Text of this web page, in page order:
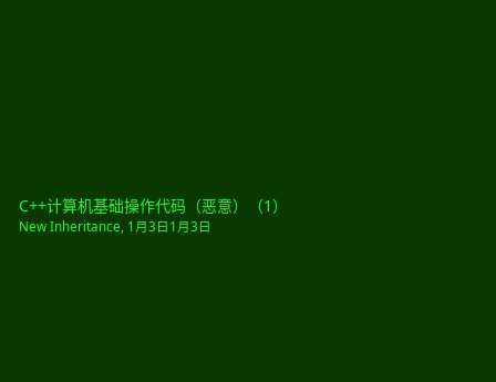
C++计算机基础操作代码（恶意）（1）
New Inheritance, 1月3日 1月3日